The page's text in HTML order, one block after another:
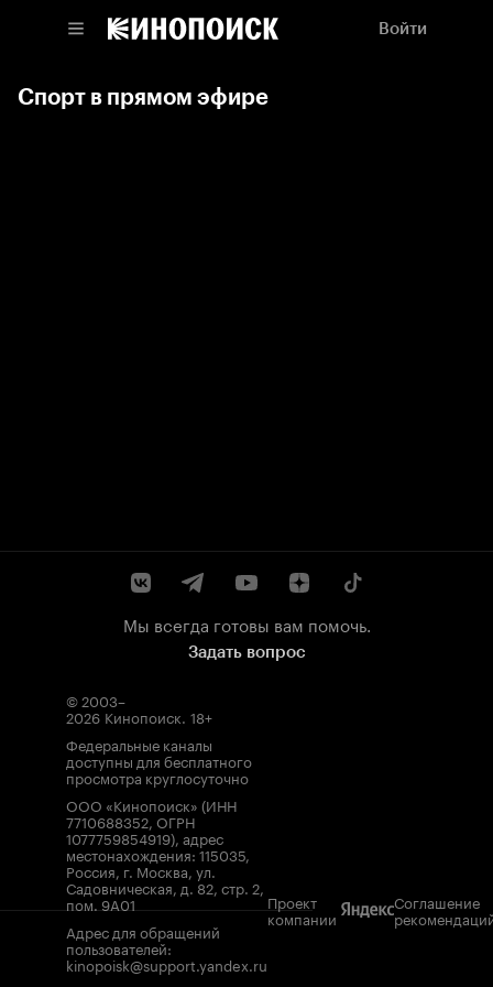
Войти
Спорт в прямом эфире
Мы всегда готовы вам помочь.
Задать вопрос
© 2003–
2026 Кинопоиск. 18+
Федеральные каналы
доступны для бесплатного
просмотра круглосуточно
ООО «Кинопоиск» (ИНН
7710688352, ОГРН
1077759854919), адрес
местонахождения: 115035,
Россия, г. Москва, ул.
Садовническая, д. 82, стр. 2,
пом. 9А01
Адрес для обращений
пользователей:
kinopoisk@support.yandex.ru
Проект
компании
Соглашение